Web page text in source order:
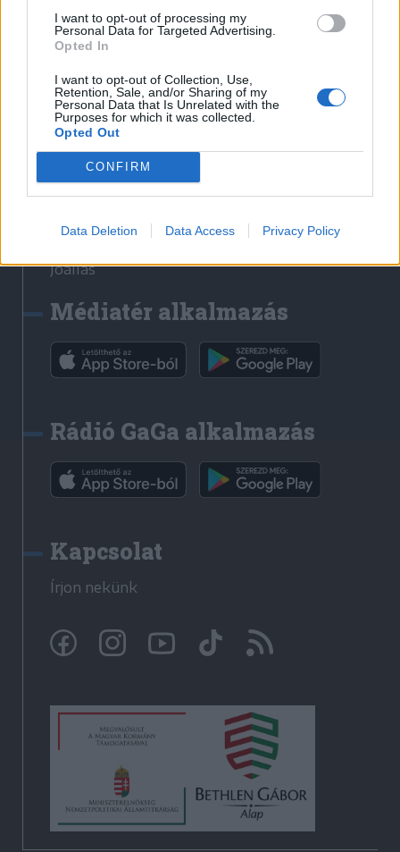
I want to opt-out of processing my
Personal Data for Targeted Advertising.
Opted In
I want to opt-out of Collection, Use,
Retention, Sale, and/or Sharing of my
Personal Data that Is Unrelated with the
Purposes for which it was collected.
Opted Out
CONFIRM
Data Deletion Data Access Privacy Policy
Médiatér
Székely Sport
Liget
Bihari Napló
Erdélyi Napló
Főtér
Jóállás
Médiatér alkalmazás
Rádió GaGa alkalmazás
Kapcsolat
Írjon nekünk